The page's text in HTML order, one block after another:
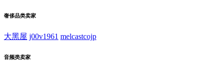
奢侈品类卖家
大黑屋 j00v1961 melcastcojp
音频类卖家